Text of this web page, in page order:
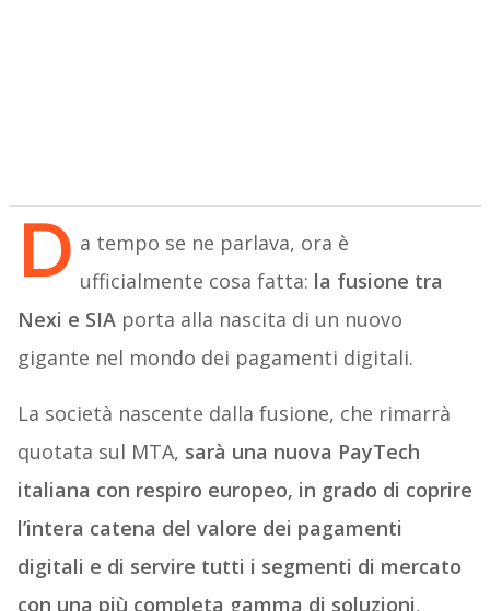
D a tempo se ne parlava, ora è
ufficialmente cosa fatta: la fusione tra
Nexi e SIA porta alla nascita di un nuovo
gigante nel mondo dei pagamenti digitali.
La società nascente dalla fusione, che rimarrà
quotata sul MTA, sarà una nuova PayTech
italiana con respiro europeo, in grado di coprire
l’intera catena del valore dei pagamenti
digitali e di servire tutti i segmenti di mercato
con una più completa gamma di soluzioni,